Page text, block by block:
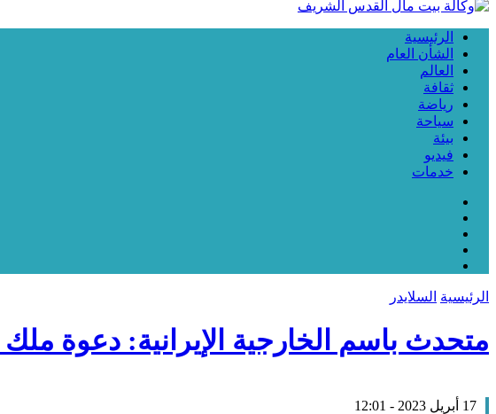
الرئيسية
الشأن العام
العالم
ثقافة
رياضة
سياحة
بيئة
فيديو
خدمات
الرئيسية السلايدر
متحدث باسم الخارجية الإيرانية: دعوة
17 أبريل 2023 - 12:01